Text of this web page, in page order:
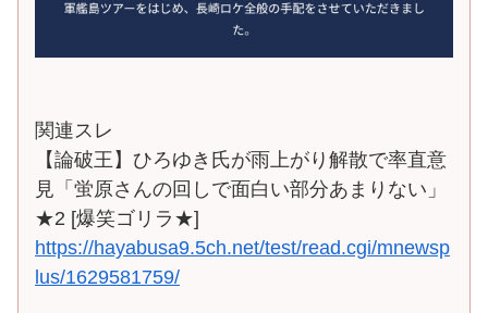
関連スレ
【論破王】ひろゆき氏が雨上がり解散で率直意
見「蛍原さんの回しで面白い部分あまりない」
★2 [爆笑ゴリラ★]
https://hayabusa9.5ch.net/test/read.cgi/mnewsp
lus/1629581759/